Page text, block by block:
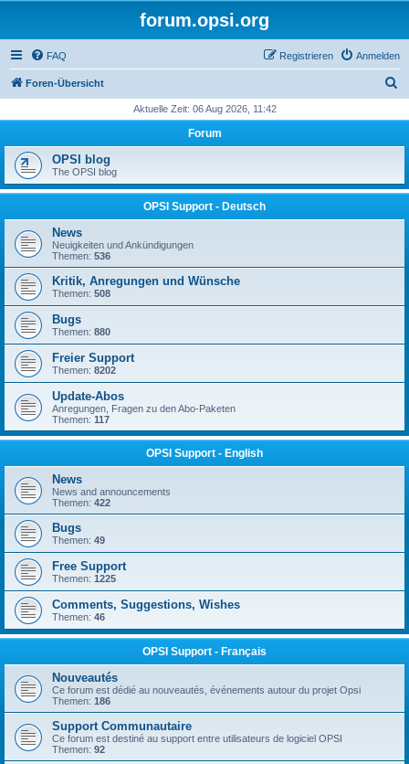
forum.opsi.org
FAQ Anmelden
Registrieren
Foren-Übersicht
h
Aktuelle Zeit: 06 Aug 2026, 11:42
Forum
OPSI blog
The OPSI blog
OPSI Support - Deutsch
News
Neuigkeiten und Ankündigungen
Themen: 536
Kritik, Anregungen und Wünsche
Themen: 508
Bugs
Themen: 880
Freier Support
Themen: 8202
Update-Abos
Anregungen, Fragen zu den Abo-Paketen
Themen: 117
OPSI Support - English
News
News and announcements
Themen: 422
Bugs
Themen: 49
Free Support
Themen: 1225
Comments, Suggestions, Wishes
Themen: 46
OPSI Support - Français
Nouveautés
Ce forum est dédié au nouveautés, événements autour du projet Opsi
Themen: 186
Support Communautaire
Ce forum est destiné au support entre utilisateurs de logiciel OPSI
Themen: 92